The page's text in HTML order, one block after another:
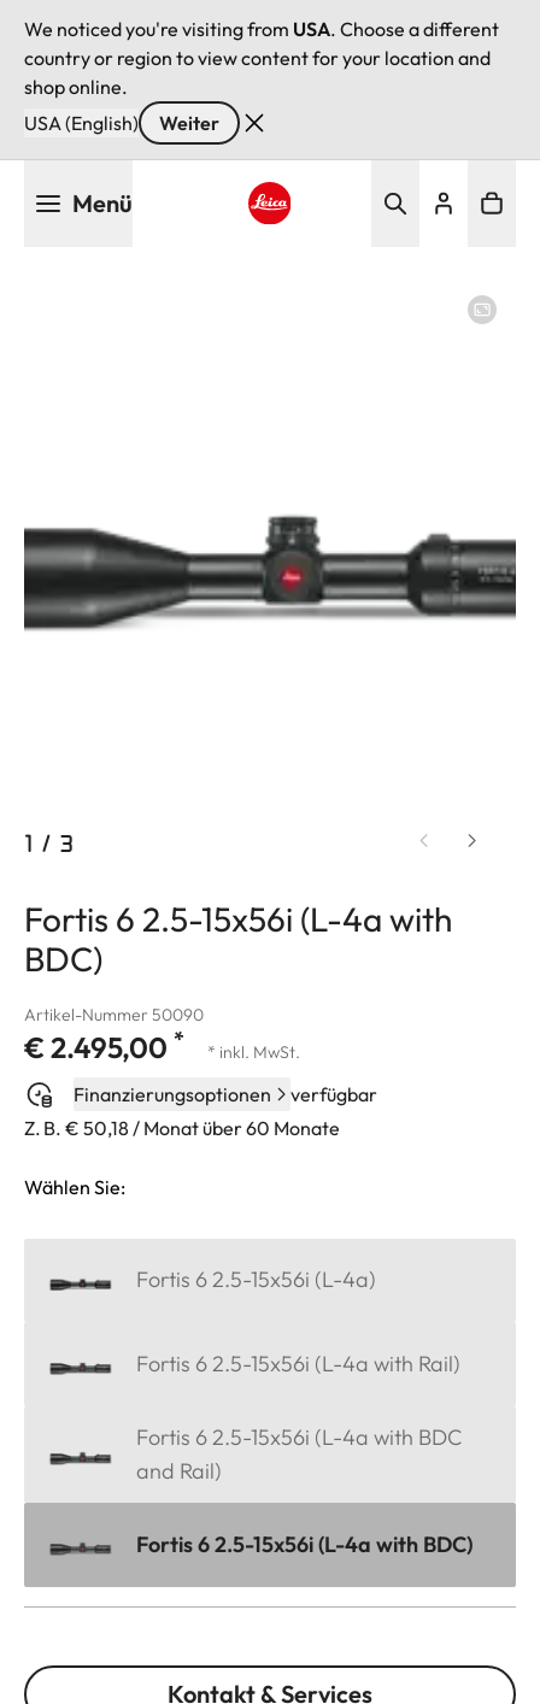
We noticed you're visiting from USA. Choose a different
country or region to view content for your location and
shop online.
USA (English)
Weiter
Menü
1 / 3
Fortis 6 2.5-15x56i (L-4a with
BDC)
Artikel-Nummer 50090
€ 2.495,00 * * inkl. MwSt.
Finanzierungsoptionen
verfügbar
Z. B. € 50,18 / Monat über 60 Monate
Wählen Sie:
Fortis 6 2.5-15x56i (L-4a)
Fortis 6 2.5-15x56i (L-4a with Rail)
Fortis 6 2.5-15x56i (L-4a with BDC
and Rail)
Fortis 6 2.5-15x56i (L-4a with BDC)
Kontakt & Services